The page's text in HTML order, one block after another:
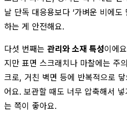
날 단독 대응용보다 ‘가벼운 비에도
하는 게 안전해요.
다섯 번째는 관리와 소재 특성이에
지만 표면 스크래치나 마찰에는 주
크로, 거친 벽면 등에 반복적으로
어요. 보관할 때도 너무 압축해서
는 쪽이 좋아요.